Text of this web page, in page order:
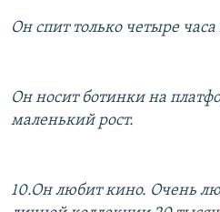
Он спит только четыре часа
Он носит ботинки на
маленький рост.
10.Он любит кино. Очень